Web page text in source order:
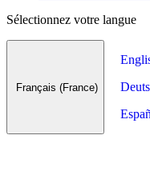
Sélectionnez votre langue
Français (France)